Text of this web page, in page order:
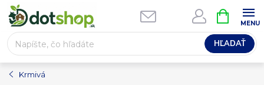
Prejsť
na
obsah
HĽADAŤ
KOŠÍK
Krmivá